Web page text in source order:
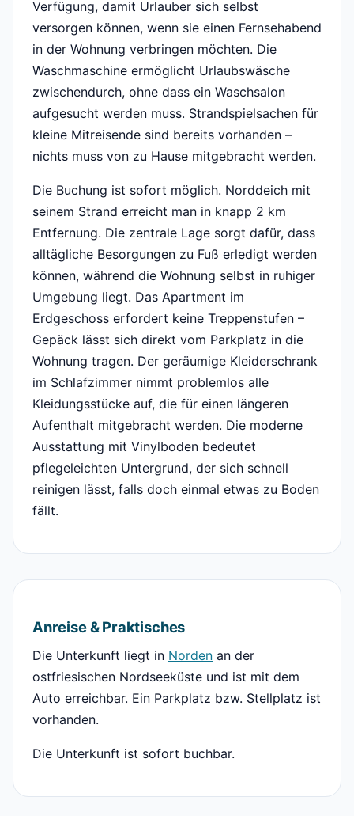
Verfügung, damit Urlauber sich selbst
versorgen können, wenn sie einen Fernsehabend
in der Wohnung verbringen möchten. Die
Waschmaschine ermöglicht Urlaubswäsche
zwischendurch, ohne dass ein Waschsalon
aufgesucht werden muss. Strandspielsachen für
kleine Mitreisende sind bereits vorhanden –
nichts muss von zu Hause mitgebracht werden.
Die Buchung ist sofort möglich. Norddeich mit
seinem Strand erreicht man in knapp 2 km
Entfernung. Die zentrale Lage sorgt dafür, dass
alltägliche Besorgungen zu Fuß erledigt werden
können, während die Wohnung selbst in ruhiger
Umgebung liegt. Das Apartment im
Erdgeschoss erfordert keine Treppenstufen –
Gepäck lässt sich direkt vom Parkplatz in die
Wohnung tragen. Der geräumige Kleiderschrank
im Schlafzimmer nimmt problemlos alle
Kleidungsstücke auf, die für einen längeren
Aufenthalt mitgebracht werden. Die moderne
Ausstattung mit Vinylboden bedeutet
pflegeleichten Untergrund, der sich schnell
reinigen lässt, falls doch einmal etwas zu Boden
fällt.
Anreise & Praktisches
Die Unterkunft liegt in Norden an der
ostfriesischen Nordseeküste und ist mit dem
Auto erreichbar. Ein Parkplatz bzw. Stellplatz ist
vorhanden.
Die Unterkunft ist sofort buchbar.